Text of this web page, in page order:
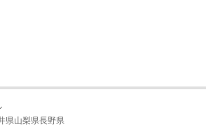
県山梨県長野県